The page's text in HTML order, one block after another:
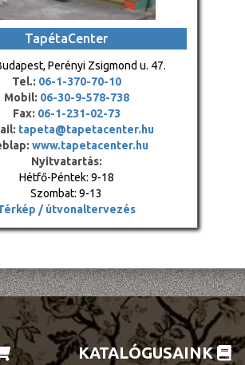
TapétaCenter
Perényi Zsigmond u. 47.
Tel.: 06-1-370-70-10
Mobil: 06-30-9-578-738
Fax: 06-1-231-02-73
tapeta@tapetacenter.hu
www.tapetacenter.hu
Nyitvatartás:
Hétfő-Péntek: 9-18
Szombat: 9-13
/ útvonaltervezés
KATALÓGUSAINK